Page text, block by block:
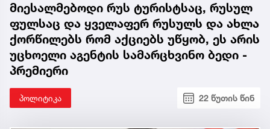
მიესალმებოდი რუს ტურისტსაც, რუსულ
ფულსაც და ყველაფერ რუსულს და ახლა
ქორწილებს რომ აქციებს უწყობ, ეს არის
უცხოელი აგენტის სამარცხვინო ბედი -
პრემიერი
პოლიტიკა 22 წუთის წინ